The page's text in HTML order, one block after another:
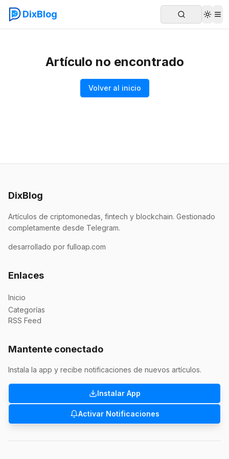
DixBlog
Artículo no encontrado
Volver al inicio
DixBlog
Artículos de criptomonedas, fintech y blockchain. Gestionado
completamente desde Telegram.
desarrollado por fulloap.com
Enlaces
Inicio
Categorías
RSS Feed
Mantente conectado
Instala la app y recibe notificaciones de nuevos artículos.
Instalar App
Activar Notificaciones